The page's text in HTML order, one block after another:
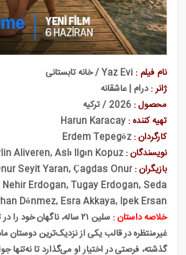
نام فیلم :Yaz Evi / خانه تابستانی
ژانر :درام | عاشقانه
محصول :2026 / ترکیه
تهیه کننده :Harun Karacay
کارگردان :Erdem Tepegöz
نویسندگان :Aylin Aliveren, Aslı Ilgın Kopuz
بازیگران :Seyit Yaran, Çagdas Onur
Erdogan, Tugay Erdogan, Seda
Dönmez, Esra Akkaya, Ipek Ersan
خلاصه داستان :
غیرمنتظره در قالب یکی از نزدیک‌ترین
گذشته، فرصتی در اختیار او می‌گذارد تا نه‌تنها